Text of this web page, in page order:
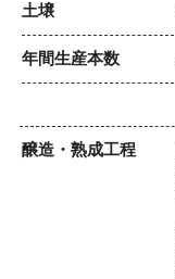
土壌
年間生産本数
醸造・熟成工程